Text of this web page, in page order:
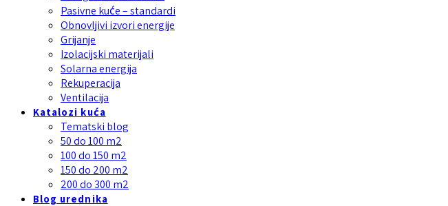
Pasivne kuće – standardi
Obnovljivi izvori energije
Grijanje
Izolacijski materijali
Solarna energija
Rekuperacija
Ventilacija
Katalozi kuća
Tematski blog
50 do 100 m2
100 do 150 m2
150 do 200 m2
200 do 300 m2
Blog urednika